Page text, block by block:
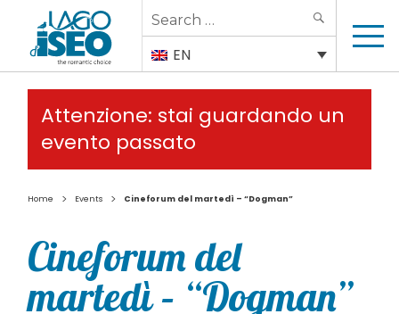
Search
for:
EN
Attenzione: stai guardando un
evento passato
Home > Events > Cineforum del martedì – “Dogman”
Cineforum del
martedì – “Dogman”